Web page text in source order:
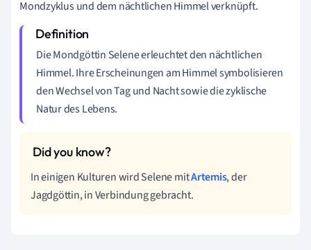
Mondzyklus und dem nächtlichen Himmel verknüpft.
Die Mondgöttin Selene erleuchtet den nächtlichen
Himmel. Ihre Erscheinungen am Himmel symbolisieren
den Wechsel von Tag und Nacht sowie die zyklische
Natur des Lebens.
In einigen Kulturen wird Selene mitArtemis, der
Jagdgöttin, in Verbindung gebracht.